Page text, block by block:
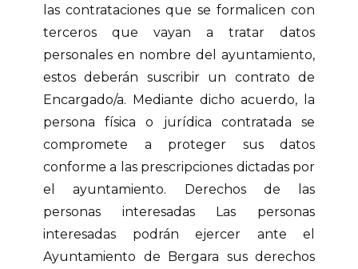
las contrataciones que se formalicen con
terceros que vayan a tratar datos
personales en nombre del ayuntamiento,
estos deberán suscribir un contrato de
Encargado/a. Mediante dicho acuerdo, la
persona física o jurídica contratada se
compromete a proteger sus datos
conforme a las prescripciones dictadas por
el ayuntamiento. Derechos de las
personas interesadas Las personas
interesadas podrán ejercer ante el
Ayuntamiento de Bergara sus derechos